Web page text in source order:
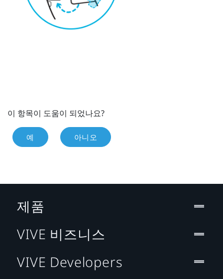
이 항목이 도움이 되었나요?
예 아니오
제품
VIVE 비즈니스
VIVE Developers